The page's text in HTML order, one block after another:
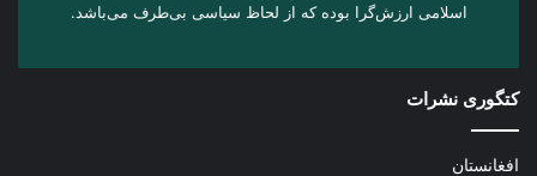
اسلامی ارزش‌گرا بوده که از لحاظ سیاسی بی‌طرف می‌باشد.
کتگوری نشرات
افغانستان